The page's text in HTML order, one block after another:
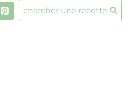
chercher une recette